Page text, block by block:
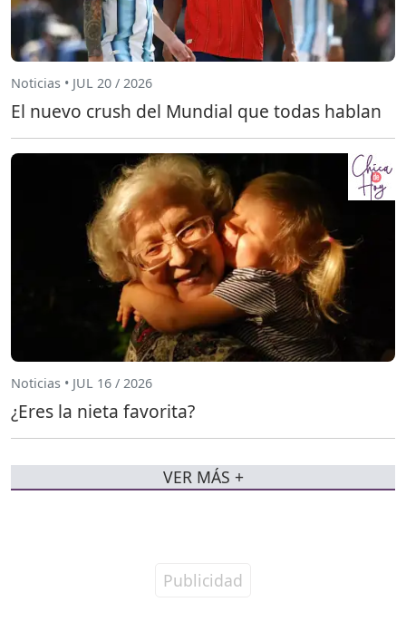
Noticias • JUL 20 / 2026
El nuevo crush del Mundial que todas hablan
Noticias • JUL 16 / 2026
¿Eres la nieta favorita?
VER MÁS +